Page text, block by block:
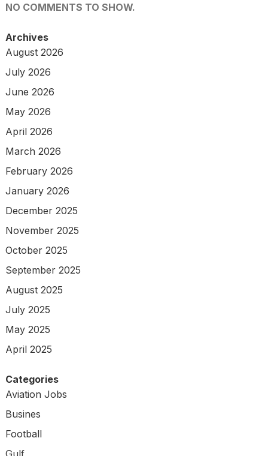
NO COMMENTS TO SHOW.
Archives
August 2026
July 2026
June 2026
May 2026
April 2026
March 2026
February 2026
January 2026
December 2025
November 2025
October 2025
September 2025
August 2025
July 2025
May 2025
April 2025
Categories
Aviation Jobs
Busines
Football
Gulf